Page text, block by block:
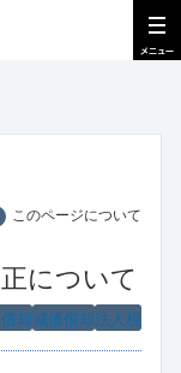
このページについて
について
法人税
減価償却
却